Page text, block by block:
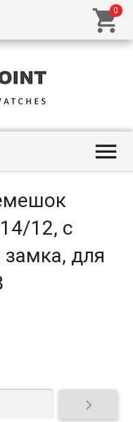


12, с
для
